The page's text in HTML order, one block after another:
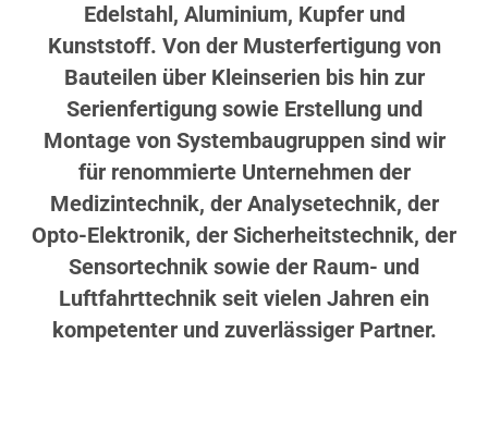
Edelstahl, Aluminium, Kupfer und
Kunststoff. Von der Musterfertigung von
Bauteilen über Kleinserien bis hin zur
Serienfertigung sowie Erstellung und
Montage von Systembaugruppen sind wir
für renommierte Unternehmen der
Medizintechnik, der Analysetechnik, der
Opto-Elektronik, der Sicherheitstechnik, der
Sensortechnik sowie der Raum- und
Luftfahrttechnik seit vielen Jahren ein
kompetenter und zuverlässiger Partner.